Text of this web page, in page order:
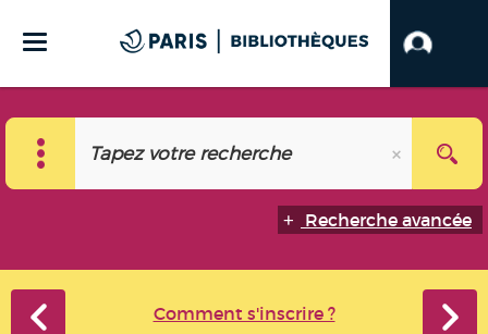
Recherche avancée
Comment s'inscrire ?